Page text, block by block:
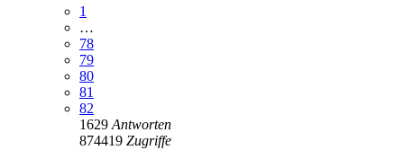
1
…
78
79
80
81
82
1629 Antworten
874419 Zugriffe